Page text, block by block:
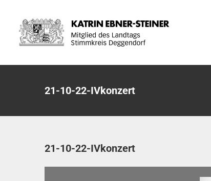
Inhalt
springen
21-10-22-IVkonzert
21-10-22-IVkonzert